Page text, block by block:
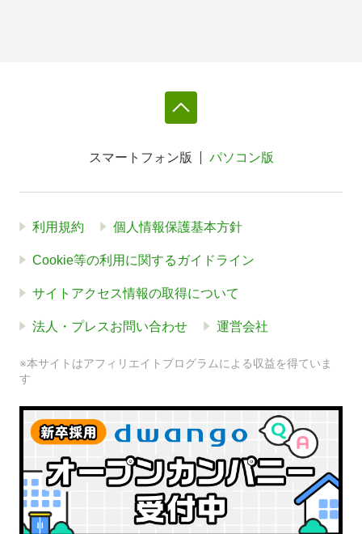
スマートフォン版 パソコン版
利用規約 個人情報保護基本方針
Cookie等の利用に関するガイドライン
サイトアクセス情報の取得について
法人・プレスお問い合わせ 運営会社
※本サイトはアフィリエイトプログラムによる収益を得ていま
す